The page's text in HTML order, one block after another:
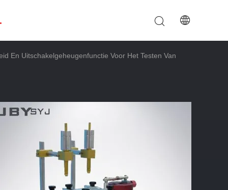
En Uitschakelgeheugenfunctie Voor Het Testen Van